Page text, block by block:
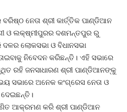
ନେତା ଶ୍ରୀ କାର୍ତ୍ତିକ ପାଣ୍ଡିଆନ
ଓ ଲକ୍ଷ୍ମୀପୁରର ଦଶମନ୍ତପୁର ରୁ
ଲୋକସଭା ଓ ବିଧାନସଭା
ନିବେଦନ କରିଛନ୍ତି। ଏହି ସଭାରେ
ରହି ଜନସାଧାରଣ ଶ୍ରୀ ପାଣ୍ଡିଆନଙ୍କୁ
ସଭାରେ ଅନେକ କଂଗ୍ରେସ ନେତା ଓ
ଦେଇଛନ୍ତି।
ଆକ୍ରମଣ କରି ଶ୍ରୀ ପାଣ୍ଡିଆନ